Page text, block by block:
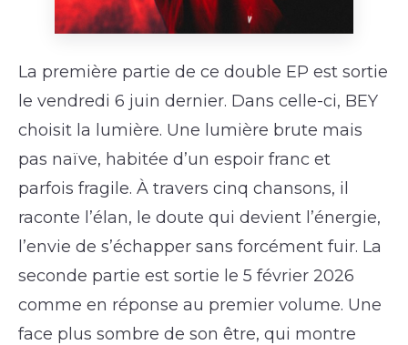
La première partie de ce double EP est sortie
le vendredi 6 juin dernier. Dans celle-ci, BEY
choisit la lumière. Une lumière brute mais
pas naïve, habitée d’un espoir franc et
parfois fragile. À travers cinq chansons, il
raconte l’élan, le doute qui devient l’énergie,
l’envie de s’échapper sans forcément fuir. La
seconde partie est sortie le 5 février 2026
comme en réponse au premier volume. Une
face plus sombre de son être, qui montre